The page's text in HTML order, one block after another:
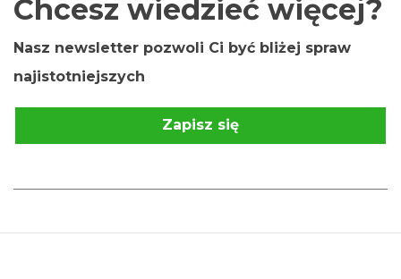
Chcesz wiedzieć więcej?
Nasz newsletter pozwoli Ci być bliżej spraw
najistotniejszych
Zapisz się